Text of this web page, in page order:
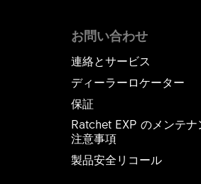
お問い合わせ
連絡とサービス
ディーラーロケーター
保証
Ratchet EXP のメンテナ
注意事項
製品安全リコール